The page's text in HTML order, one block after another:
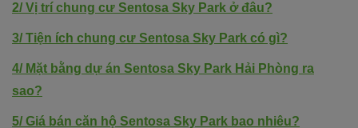
2/ Vị trí chung cư Sentosa Sky Park ở đâu?
3/ Tiện ích chung cư Sentosa Sky Park có gì?
4/ Mặt bằng dự án Sentosa Sky Park Hải Phòng ra
sao?
5/ Giá bán căn hộ Sentosa Sky Park bao nhiêu?